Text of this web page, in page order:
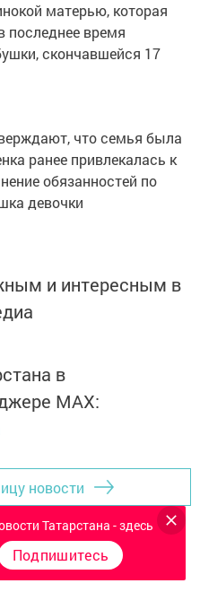
матерью, которая
последнее время
скончавшейся 17
что семья была
ранее привлекалась к
обязанностей по
девочки
и интересным в
в
MАХ:
новости
Татарстана - здесь
Подпишитесь